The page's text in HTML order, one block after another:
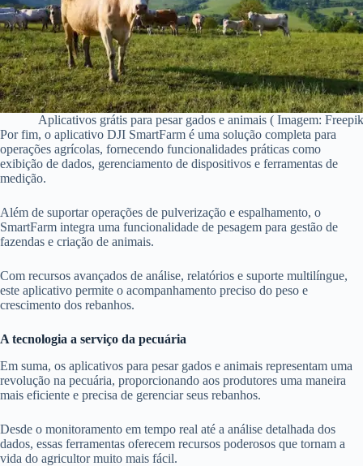
Aplicativos grátis para pesar gados e animais ( Imagem:
Por fim, o aplicativo DJI SmartFarm é uma solução completa para
operações agrícolas, fornecendo funcionalidades práticas como
exibição de dados, gerenciamento de dispositivos e ferramentas de
medição.
Além de suportar operações de pulverização e espalhamento, o
SmartFarm integra uma funcionalidade de pesagem para gestão de
fazendas e criação de animais.
Com recursos avançados de análise, relatórios e suporte multilíngue,
este aplicativo permite o acompanhamento preciso do peso e
crescimento dos rebanhos.
A tecnologia a serviço da pecuária
Em suma, os aplicativos para pesar gados e animais representam uma
revolução na pecuária, proporcionando aos produtores uma maneira
mais eficiente e precisa de gerenciar seus rebanhos.
Desde o monitoramento em tempo real até a análise detalhada dos
dados, essas ferramentas oferecem recursos poderosos que tornam a
vida do agricultor muito mais fácil.